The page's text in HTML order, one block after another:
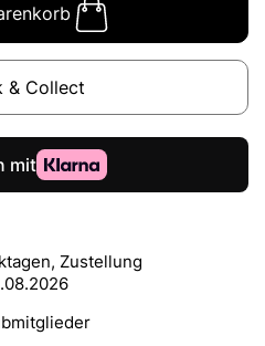
& Collect
Zustellung